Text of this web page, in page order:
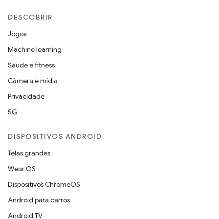
DESCOBRIR
Jogos
Machine learning
Saúde e fitness
Câmera e mídia
Privacidade
5G
DISPOSITIVOS ANDROID
Telas grandes
Wear OS
Dispositivos ChromeOS
Android para carros
Android TV